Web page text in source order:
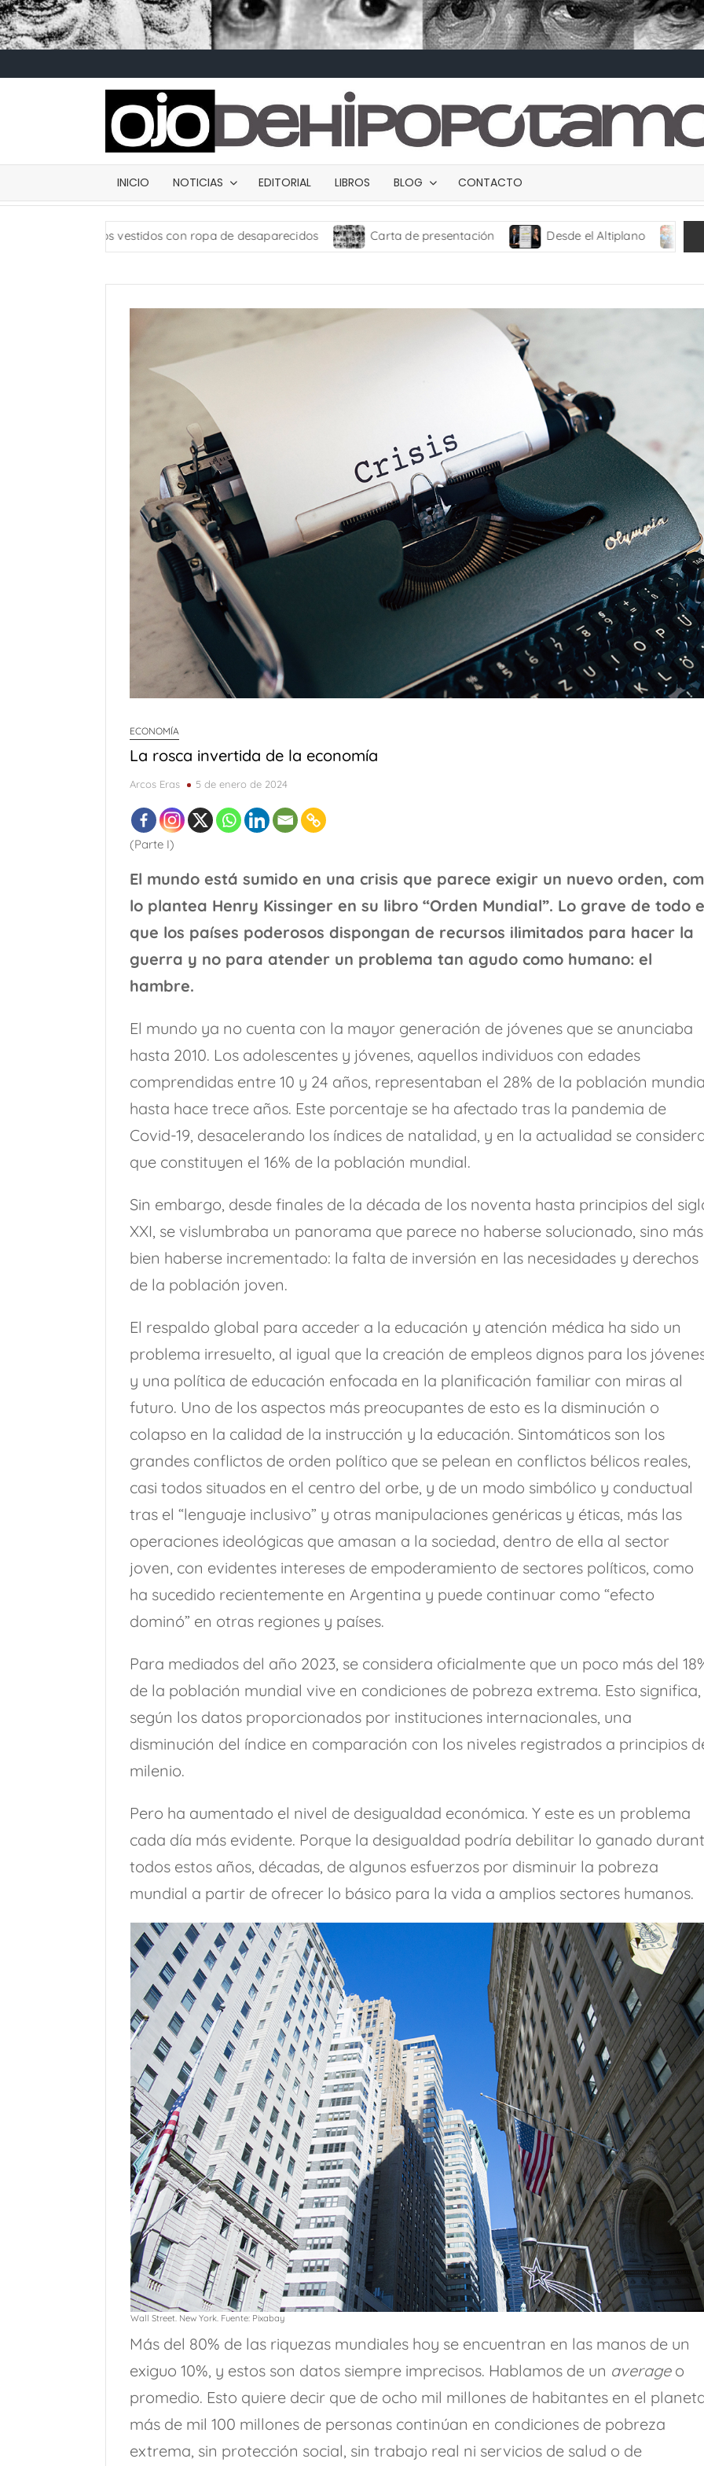
INICIO NOTICIAS EDITORIAL LIBROS BLOG CONTACTO
vestidos con ropa de desaparecidos Carta de presentación Desde el Altiplano TRANCES I
ECONOMÍA
La rosca invertida de la economía
Arcos Eras 5 de enero de 2024
(Parte I)
El mundo está sumido en una crisis que parece exigir un nuevo orden,
lo plantea Henry Kissinger en su libro “Orden Mundial”. Lo grave de todo
que los países poderosos dispongan de recursos ilimitados para hacer la
guerra y no para atender un problema tan agudo como humano: el
hambre.
El mundo ya no cuenta con la mayor generación de jóvenes que se anunciaba
hasta 2010. Los adolescentes y jóvenes, aquellos individuos con edades
comprendidas entre 10 y 24 años, representaban el 28% de la población
hasta hace trece años. Este porcentaje se ha afectado tras la pandemia de
Covid-19, desacelerando los índices de natalidad, y en la actualidad se
que constituyen el 16% de la población mundial.
Sin embargo, desde finales de la década de los noventa hasta principios del
XXI, se vislumbraba un panorama que parece no haberse solucionado, sino más
bien haberse incrementado: la falta de inversión en las necesidades y derechos
de la población joven.
El respaldo global para acceder a la educación y atención médica ha sido un
problema irresuelto, al igual que la creación de empleos dignos para los
y una política de educación enfocada en la planificación familiar con miras al
futuro. Uno de los aspectos más preocupantes de esto es la disminución o
colapso en la calidad de la instrucción y la educación. Sintomáticos son los
grandes conflictos de orden político que se pelean en conflictos bélicos reales,
casi todos situados en el centro del orbe, y de un modo simbólico y conductual
tras el “lenguaje inclusivo” y otras manipulaciones genéricas y éticas, más las
operaciones ideológicas que amasan a la sociedad, dentro de ella al sector
joven, con evidentes intereses de empoderamiento de sectores políticos, como
ha sucedido recientemente en Argentina y puede continuar como “efecto
dominó” en otras regiones y países.
Para mediados del año 2023, se considera oficialmente que un poco más del
de la población mundial vive en condiciones de pobreza extrema. Esto significa,
según los datos proporcionados por instituciones internacionales, una
disminución del índice en comparación con los niveles registrados a principios
milenio.
Pero ha aumentado el nivel de desigualdad económica. Y este es un problema
cada día más evidente. Porque la desigualdad podría debilitar lo ganado
todos estos años, décadas, de algunos esfuerzos por disminuir la pobreza
mundial a partir de ofrecer lo básico para la vida a amplios sectores humanos.
Wall Street. New York. Fuente: Pixabay
Más del 80% de las riquezas mundiales hoy se encuentran en las manos de un
exiguo 10%, y estos son datos siempre imprecisos. Hablamos de un averageo
promedio. Esto quiere decir que de ocho mil millones de habitantes en el
más de mil 100 millones de personas continúan en condiciones de pobreza
extrema, sin protección social, sin trabajo real ni servicios de salud o de